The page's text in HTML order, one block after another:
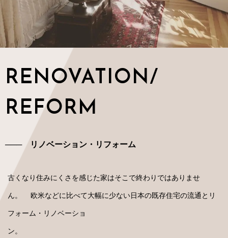
RENOVATION/
REFORM
─── リノベーション・リフォーム
古くなり住みにくさを感じた家はそこで終わりではありませ
ん。 欧米などに比べて大幅に少ない日本の既存住宅の流通とリ
フォーム・リノベーショ
ン